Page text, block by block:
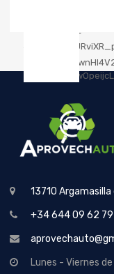
13710 Argamasilla
+34 644 09 62 79
Lunes - Viernes